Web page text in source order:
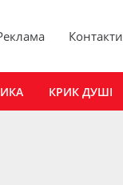
Контакти
КРИК ДУШІ